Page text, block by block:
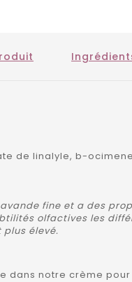
de linalyle, b-ocimene
fine et a des
olfactives les
élevé.
dans notre crème